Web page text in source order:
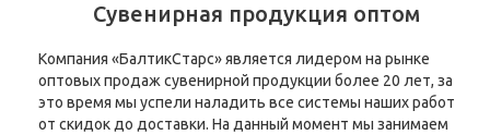
Сувенирная продукция оптом
Компания «БалтикСтарс» является лидером на рынке
оптовых продаж сувенирной продукции более 20 лет, за
это время мы успели наладить все системы наших работ
от скидок до доставки. На данный момент мы занимаем